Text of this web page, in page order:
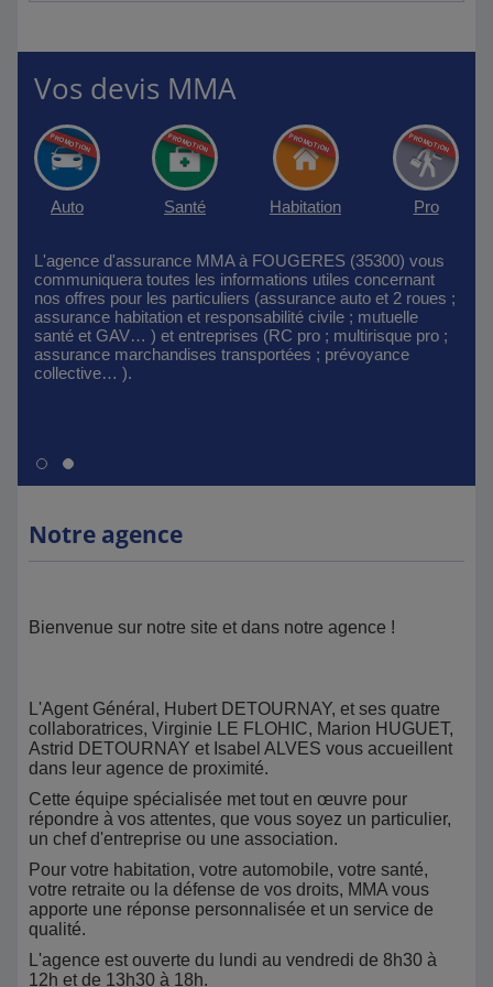
Vos devis MMA
Auto Santé Habitation Pro
L'agence d'assurance MMA à FOUGERES (35300) vous
communiquera toutes les informations utiles concernant
nos offres pour les particuliers (assurance auto et 2 roues ;
assurance habitation et responsabilité civile ; mutuelle
santé et GAV… ) et entreprises (RC pro ; multirisque pro ;
assurance marchandises transportées ; prévoyance
collective… ).
Notre agence
Bienvenue sur notre site et dans notre agence !
L'Agent Général, Hubert DETOURNAY, et ses quatre
collaboratrices, Virginie LE FLOHIC, Marion HUGUET,
Astrid DETOURNAY et Isabel ALVES vous accueillent
dans leur agence de proximité.
Cette équipe spécialisée met tout en œuvre pour
répondre à vos attentes, que vous soyez un particulier,
un chef d'entreprise ou une association.
Pour votre habitation, votre automobile, votre santé,
votre retraite ou la défense de vos droits, MMA vous
apporte une réponse personnalisée et un service de
qualité.
L'agence est ouverte du lundi au vendredi de 8h30 à
12h et de 13h30 à 18h.